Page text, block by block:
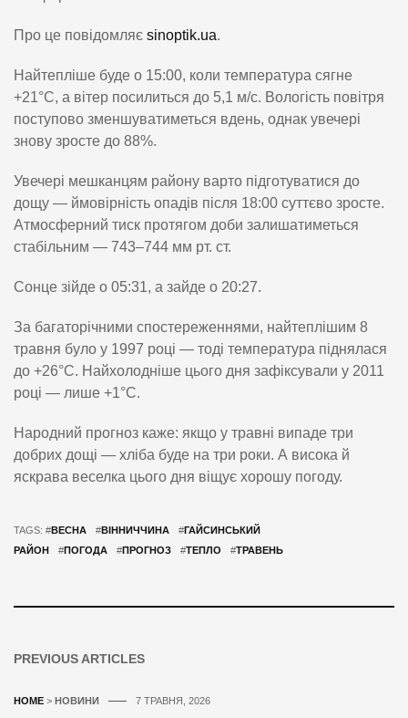
Про це повідомляє sinoptik.ua.
Найтепліше буде о 15:00, коли температура сягне
+21°C, а вітер посилиться до 5,1 м/с. Вологість повітря
поступово зменшуватиметься вдень, однак увечері
знову зросте до 88%.
Увечері мешканцям району варто підготуватися до
дощу — ймовірність опадів після 18:00 суттєво зросте.
Атмосферний тиск протягом доби залишатиметься
стабільним — 743–744 мм рт. ст.
Сонце зійде о 05:31, а зайде о 20:27.
За багаторічними спостереженнями, найтеплішим 8
травня було у 1997 році — тоді температура піднялася
до +26°C. Найхолодніше цього дня зафіксували у 2011
році — лише +1°C.
Народний прогноз каже: якщо у травні випаде три
добрих дощі — хліба буде на три роки. А висока й
яскрава веселка цього дня віщує хорошу погоду.
TAGS: #ВЕСНА #ВІННИЧЧИНА #ГАЙСИНСЬКИЙ
РАЙОН
#ПОГОДА #ПРОГНОЗ #ТЕПЛО #ТРАВЕНЬ
PREVIOUS ARTICLES
HOME > НОВИНИ 7 ТРАВНЯ, 2026